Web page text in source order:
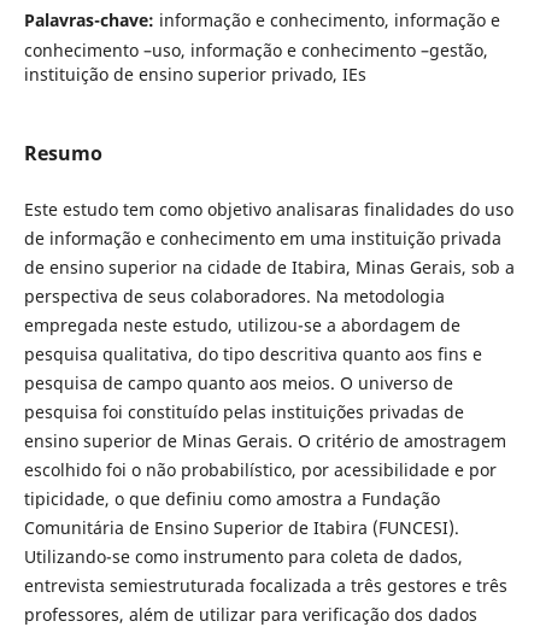
Palavras-chave: informação e conhecimento, informação e
conhecimento –uso, informação e conhecimento –gestão,
instituição de ensino superior privado, IEs
Resumo
Este estudo tem como objetivo analisaras finalidades do uso
de informação e conhecimento em uma instituição privada
de ensino superior na cidade de Itabira, Minas Gerais, sob a
perspectiva de seus colaboradores. Na metodologia
empregada neste estudo, utilizou-se a abordagem de
pesquisa qualitativa, do tipo descritiva quanto aos fins e
pesquisa de campo quanto aos meios. O universo de
pesquisa foi constituído pelas instituições privadas de
ensino superior de Minas Gerais. O critério de amostragem
escolhido foi o não probabilístico, por acessibilidade e por
tipicidade, o que definiu como amostra a Fundação
Comunitária de Ensino Superior de Itabira (FUNCESI).
Utilizando-se como instrumento para coleta de dados,
entrevista semiestruturada focalizada a três gestores e três
professores, além de utilizar para verificação dos dados